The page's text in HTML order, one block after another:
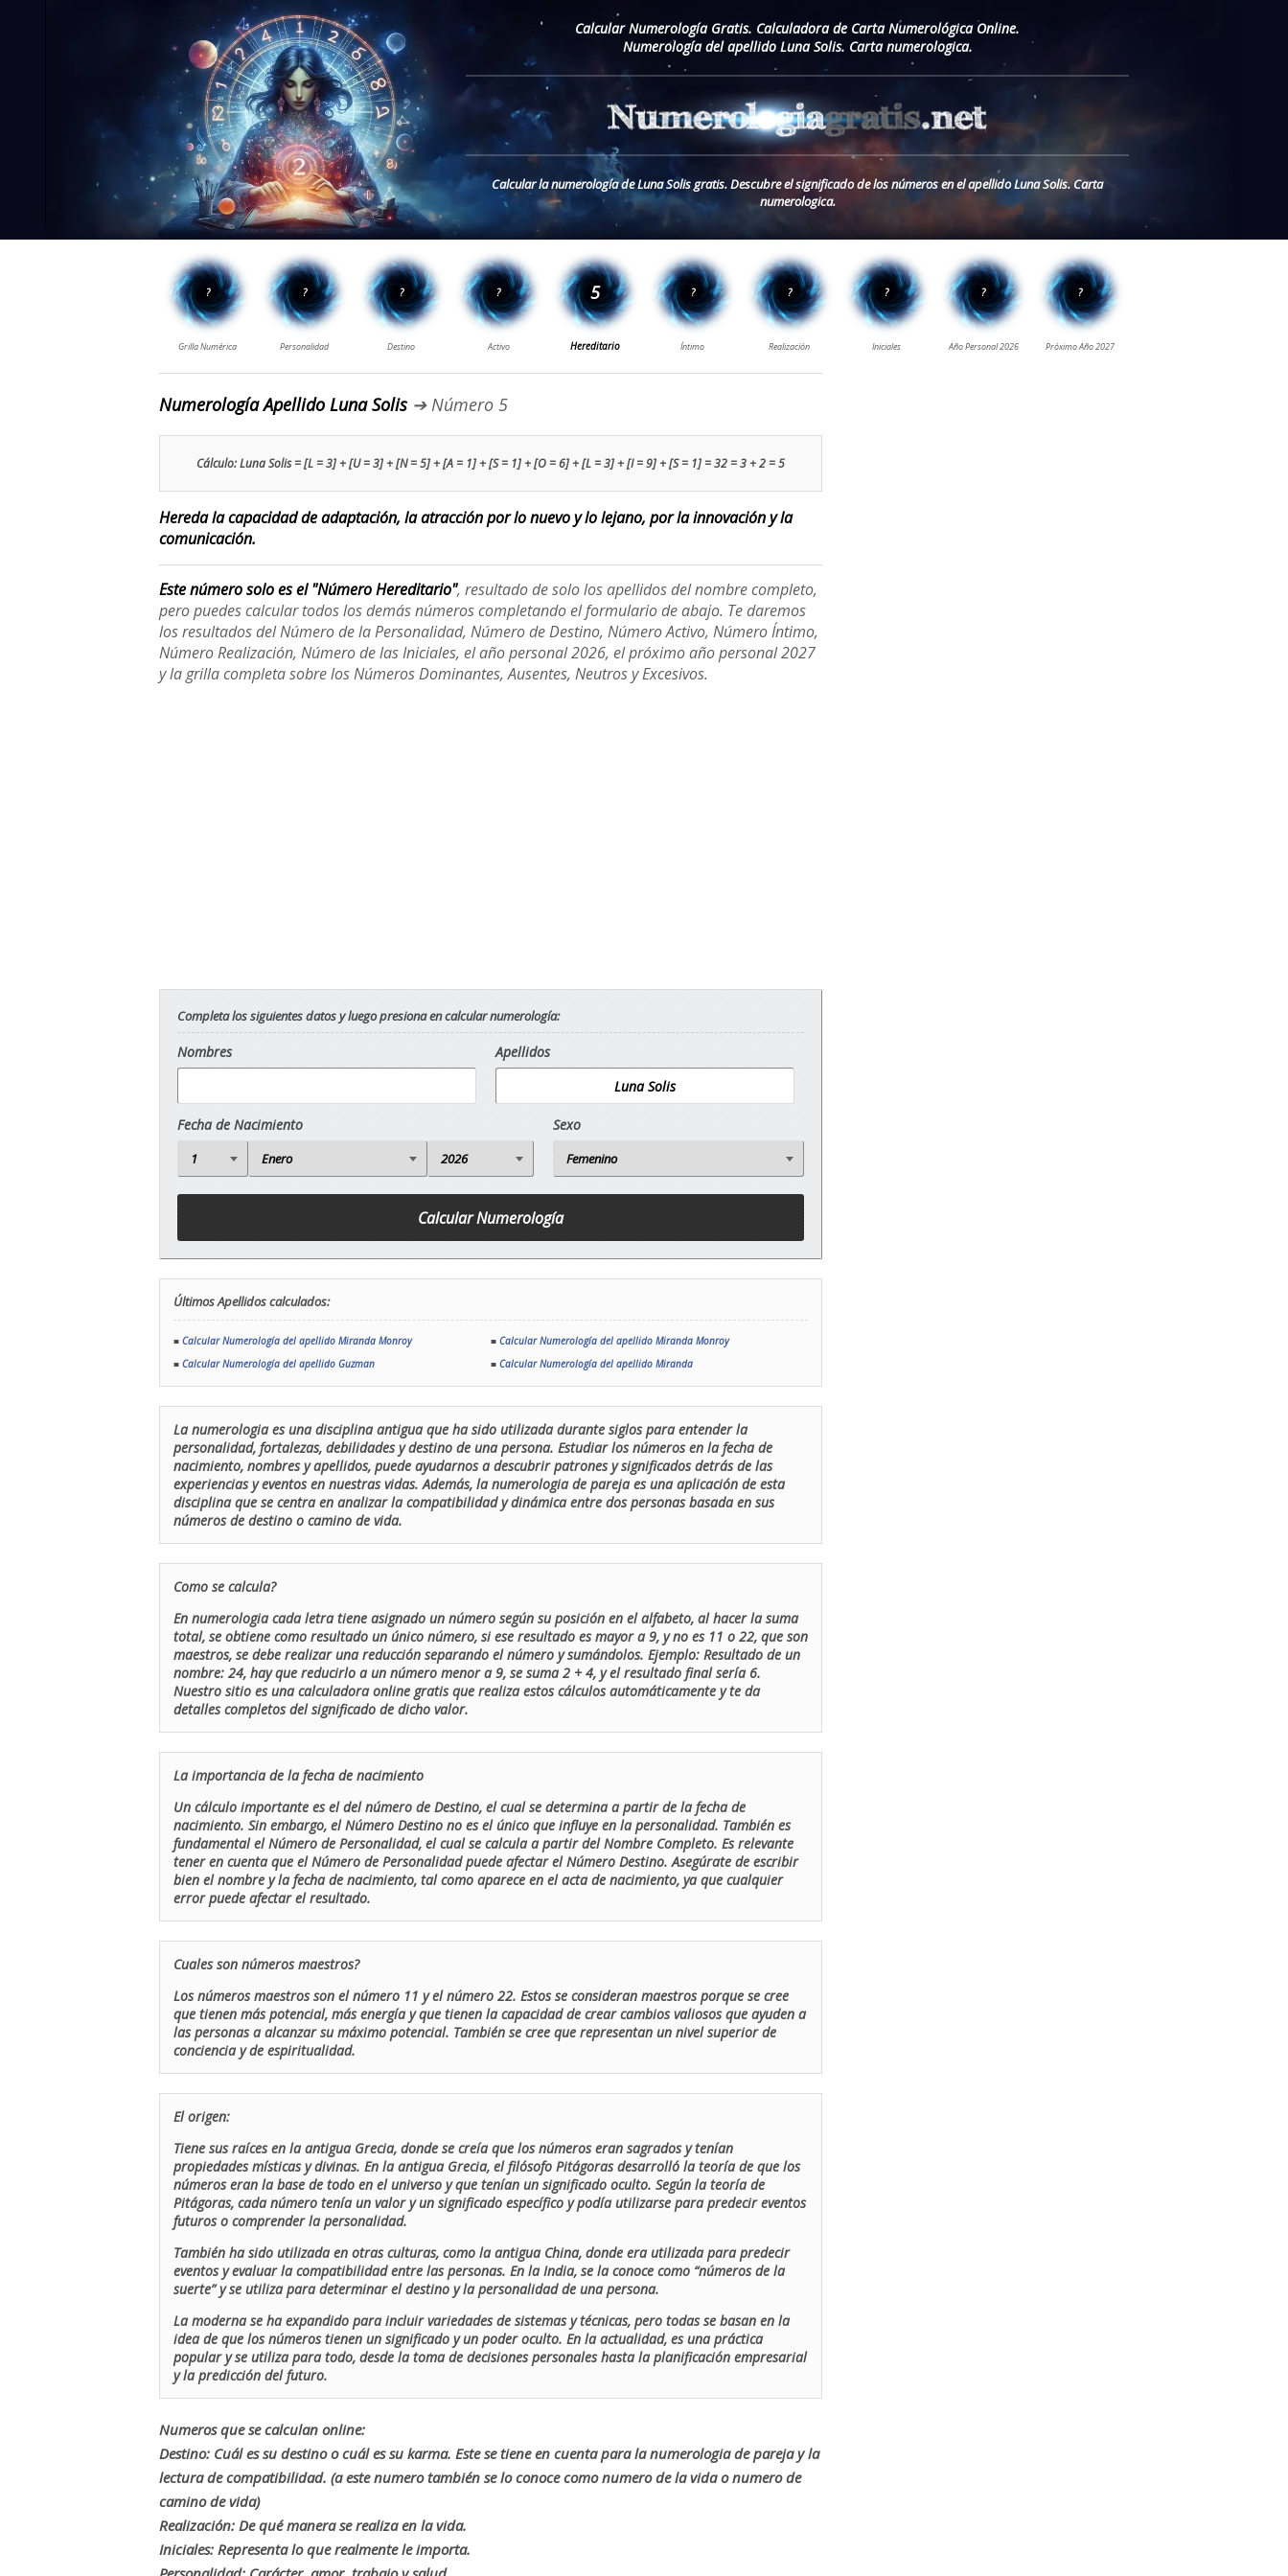
Calcular Numerología Gratis. Calculadora de Carta Numerológica Online.
Numerología del apellido Luna Solis. Carta numerologica.
Calcular la numerología de Luna Solis gratis. Descubre el significado de los números en el apellido Luna Solis. Carta
numerologica.
Numerología Apellido Luna Solis ➔ Número 5
Cálculo: Luna Solis = [L = 3] + [U = 3] + [N = 5] + [A = 1] + [S = 1] + [O = 6] + [L = 3] + [I = 9] + [S = 1] = 32 = 3 + 2 = 5
Hereda la capacidad de adaptación, la atracción por lo nuevo y lo lejano, por la innovación y la
comunicación.
Este número solo es el "Número Hereditario", resultado de solo los apellidos del nombre completo,
pero puedes calcular todos los demás números completando el formulario de abajo. Te daremos
los resultados del Número de la Personalidad, Número de Destino, Número Activo, Número Íntimo,
Número Realización, Número de las Iniciales, el año personal 2026, el próximo año personal 2027
y la grilla completa sobre los Números Dominantes, Ausentes, Neutros y Excesivos.
Completa los siguientes datos y luego presiona en calcular numerología:
Nombres Apellidos
Fecha de Nacimiento Sexo
Últimos Apellidos calculados:
■ Calcular Numerología del apellido Miranda Monroy ■ Calcular Numerología del apellido Miranda Monroy
■ Calcular Numerología del apellido Guzman ■ Calcular Numerología del apellido Miranda
La numerologia es una disciplina antigua que ha sido utilizada durante siglos para entender la
personalidad, fortalezas, debilidades y destino de una persona. Estudiar los números en la fecha de
nacimiento, nombres y apellidos, puede ayudarnos a descubrir patrones y significados detrás de las
experiencias y eventos en nuestras vidas. Además, la numerologia de pareja es una aplicación de esta
disciplina que se centra en analizar la compatibilidad y dinámica entre dos personas basada en sus
números de destino o camino de vida.
Como se calcula?
En numerologia cada letra tiene asignado un número según su posición en el alfabeto, al hacer la suma
total, se obtiene como resultado un único número, si ese resultado es mayor a 9, y no es 11 o 22, que son
maestros, se debe realizar una reducción separando el número y sumándolos. Ejemplo: Resultado de un
nombre: 24, hay que reducirlo a un número menor a 9, se suma 2 + 4, y el resultado final sería 6.
Nuestro sitio es una calculadora online gratis que realiza estos cálculos automáticamente y te da
detalles completos del significado de dicho valor.
La importancia de la fecha de nacimiento
Un cálculo importante es el del número de Destino, el cual se determina a partir de la fecha de
nacimiento. Sin embargo, el Número Destino no es el único que influye en la personalidad. También es
fundamental el Número de Personalidad, el cual se calcula a partir del Nombre Completo. Es relevante
tener en cuenta que el Número de Personalidad puede afectar el Número Destino. Asegúrate de escribir
bien el nombre y la fecha de nacimiento, tal como aparece en el acta de nacimiento, ya que cualquier
error puede afectar el resultado.
Cuales son números maestros?
Los números maestros son el número 11 y el número 22. Estos se consideran maestros porque se cree
que tienen más potencial, más energía y que tienen la capacidad de crear cambios valiosos que ayuden a
las personas a alcanzar su máximo potencial. También se cree que representan un nivel superior de
conciencia y de espiritualidad.
El origen:
Tiene sus raíces en la antigua Grecia, donde se creía que los números eran sagrados y tenían
propiedades místicas y divinas. En la antigua Grecia, el filósofo Pitágoras desarrolló la teoría de que los
números eran la base de todo en el universo y que tenían un significado oculto. Según la teoría de
Pitágoras, cada número tenía un valor y un significado específico y podía utilizarse para predecir eventos
futuros o comprender la personalidad.
También ha sido utilizada en otras culturas, como la antigua China, donde era utilizada para predecir
eventos y evaluar la compatibilidad entre las personas. En la India, se la conoce como “números de la
suerte” y se utiliza para determinar el destino y la personalidad de una persona.
La moderna se ha expandido para incluir variedades de sistemas y técnicas, pero todas se basan en la
idea de que los números tienen un significado y un poder oculto. En la actualidad, es una práctica
popular y se utiliza para todo, desde la toma de decisiones personales hasta la planificación empresarial
y la predicción del futuro.
Numeros que se calculan online:
Destino: Cuál es su destino o cuál es su karma. Este se tiene en cuenta para la numerologia de pareja y la
lectura de compatibilidad. (a este numero también se lo conoce como numero de la vida o numero de
camino de vida)
Realización: De qué manera se realiza en la vida.
Iniciales: Representa lo que realmente le importa.